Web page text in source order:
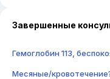
Завершенные
Гемоглобин 113,
Месяные/